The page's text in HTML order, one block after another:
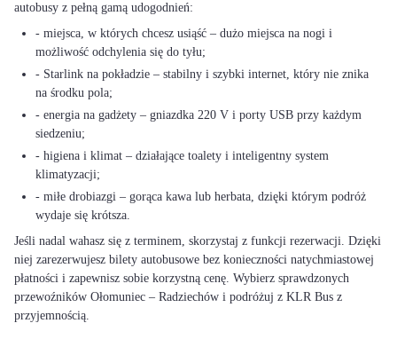
autobusy z pełną gamą udogodnień:
- miejsca, w których chcesz usiąść – dużo miejsca na nogi i
możliwość odchylenia się do tyłu;
- Starlink na pokładzie – stabilny i szybki internet, który nie znika
na środku pola;
- energia na gadżety – gniazdka 220 V i porty USB przy każdym
siedzeniu;
- higiena i klimat – działające toalety i inteligentny system
klimatyzacji;
- miłe drobiazgi – gorąca kawa lub herbata, dzięki którym podróż
wydaje się krótsza.
Jeśli nadal wahasz się z terminem, skorzystaj z funkcji rezerwacji. Dzięki
niej zarezerwujesz bilety autobusowe bez konieczności natychmiastowej
płatności i zapewnisz sobie korzystną cenę. Wybierz sprawdzonych
przewoźników Ołomuniec – Radziechów i podróżuj z KLR Bus z
przyjemnością.